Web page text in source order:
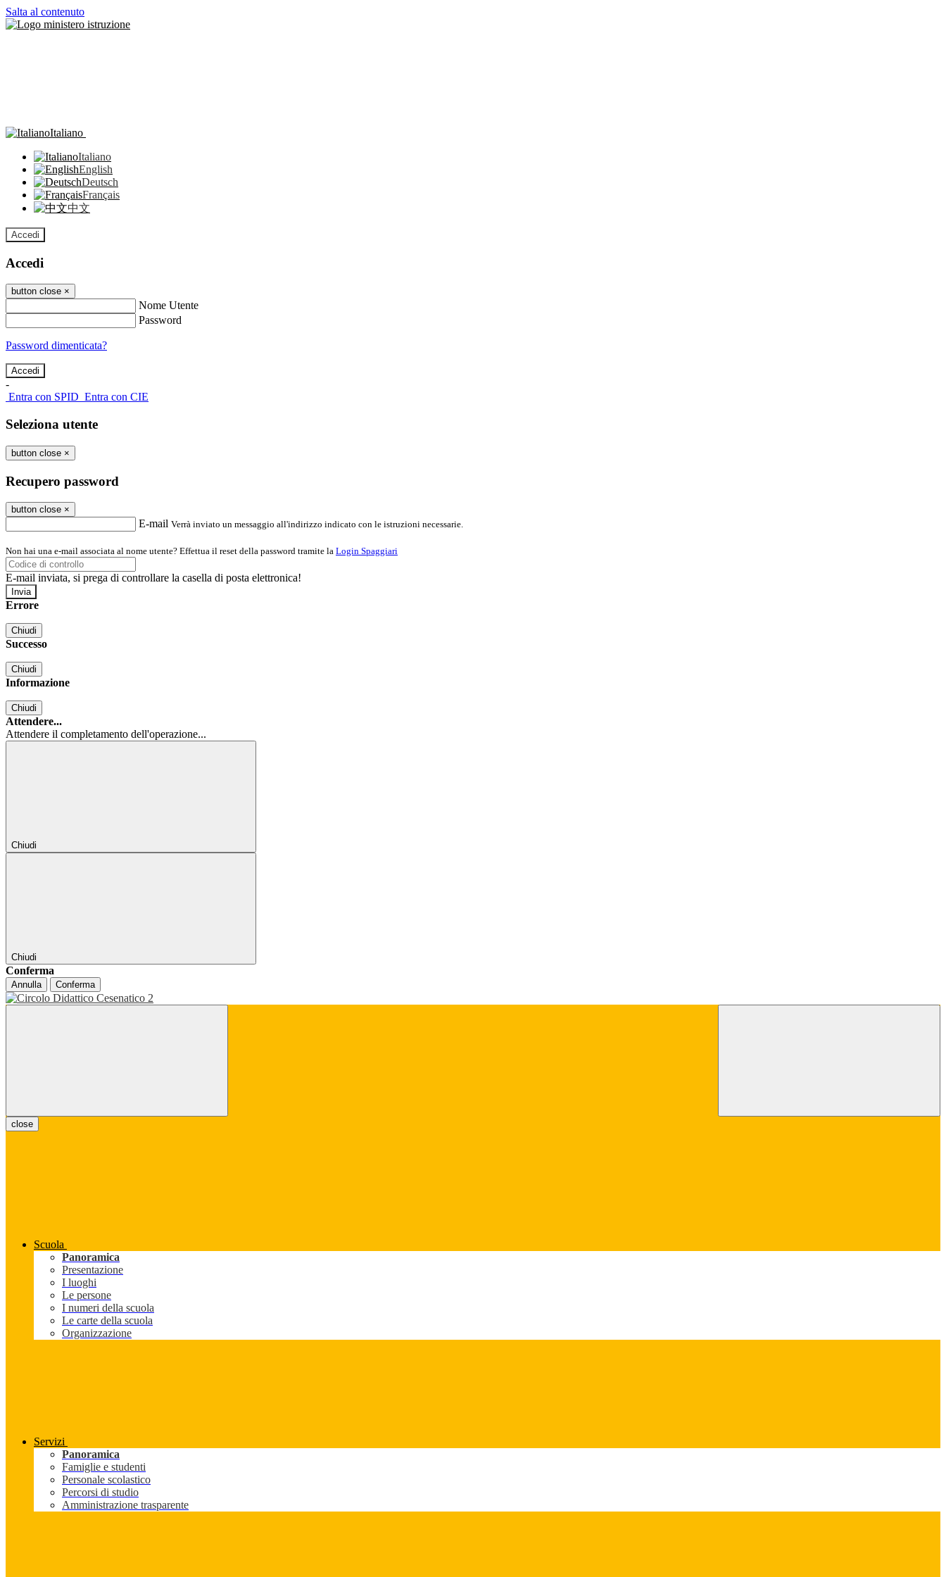
Salta al contenuto
Italiano
Italiano
English
Deutsch
Français
中文
Accedi
Accedi
button close ×
Nome Utente
Password
Password dimenticata?
-
Entra con SPID Entra con CIE
Seleziona utente
button close ×
Recupero password
button close ×
E-mail Verrà inviato un messaggio all'indirizzo indicato con le istruzioni necessarie.
Non hai una e-mail associata al nome utente? Effettua il reset della password tramite la Login Spaggiari
E-mail inviata, si prega di controllare la casella di posta elettronica!
Errore
Chiudi
Successo
Chiudi
Informazione
Chiudi
Attendere...
Attendere il completamento dell'operazione...
Chiudi
Chiudi
Conferma
Annulla Conferma
close
Scuola
Panoramica
Presentazione
I luoghi
Le persone
I numeri della scuola
Le carte della scuola
Organizzazione
Servizi
Panoramica
Famiglie e studenti
Personale scolastico
Percorsi di studio
Amministrazione trasparente